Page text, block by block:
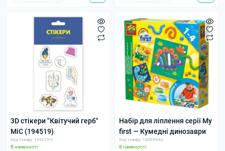
3D стікери "Квітучий герб"
MiC (194519)
Код товару: 194519-ti
В наявності
Набір для ліплення серії My
first — Кумедні динозаври
Код товару: 14409S-ks
В наявності